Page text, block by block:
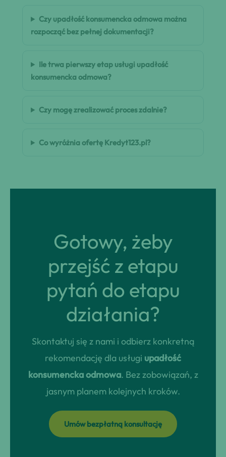
Czy upadłość konsumencka odmowa można
rozpocząć bez pełnej dokumentacji?
Ile trwa pierwszy etap usługi upadłość
konsumencka odmowa?
Czy mogę zrealizować proces zdalnie?
Co wyróżnia ofertę Kredyt123.pl?
Gotowy, żeby
przejść z etapu
pytań do etapu
działania?
Skontaktuj się z nami i odbierz konkretną
rekomendację dla usługi upadłość
konsumencka odmowa. Bez zobowiązań, z
jasnym planem kolejnych kroków.
Umów bezpłatną konsultację